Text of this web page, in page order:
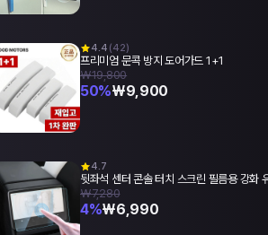
4.4 (42)
프리미엄 문콕 방지 도어가드 1+1
₩19,800
50%₩9,900
4.7
뒷좌석 센터 콘솔 터치 스크린 필름용 강화
₩7,280
4%₩6,990